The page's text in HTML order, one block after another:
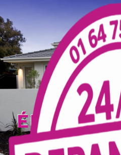
Panneau de gestion des cookies